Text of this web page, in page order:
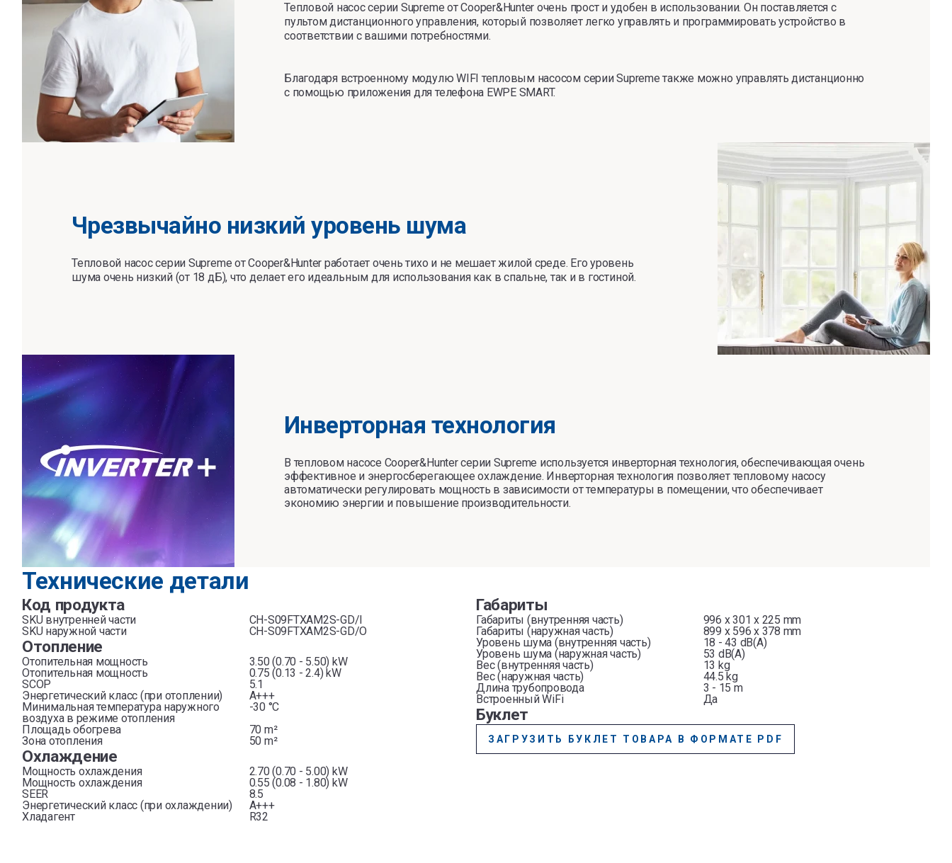
Тепловой насос серии Supreme от Cooper&Hunter очень прост и удобен в использовании. Он поставляется с
пультом дистанционного управления, который позволяет легко управлять и программировать устройство в
соответствии с вашими потребностями.
Благодаря встроенному модулю WIFI тепловым насосом серии Supreme также можно управлять дистанционно
с помощью приложения для телефона EWPE SMART.
Чрезвычайно низкий уровень шума
Тепловой насос серии Supreme от Cooper&Hunter работает очень тихо и не мешает жилой среде. Его уровень
шума очень низкий (от 18 дБ), что делает его идеальным для использования как в спальне, так и в гостиной.
Инверторная технология
В тепловом насосе Cooper&Hunter серии Supreme используется инверторная технология, обеспечивающая очень
эффективное и энергосберегающее охлаждение. Инверторная технология позволяет тепловому насосу
автоматически регулировать мощность в зависимости от температуры в помещении, что обеспечивает
экономию энергии и повышение производительности.
Технические детали
Код продукта
SKU внутренней части
CH-S09FTXAM2S-GD/I
SKU наружной части
CH-S09FTXAM2S-GD/O
Отопление
Отопительная мощность
3.50 (0.70 - 5.50) kW
Отопительная мощность
0.75 (0.13 - 2.4) kW
SCOP
5.1
Энергетический класс (при отоплении)
A+++
Минимальная температура наружного
воздуха в режиме отопления
-30 °C
Площадь обогрева
70 m²
Зона отопления
50 m²
Охлаждение
Мощность охлаждения
2.70 (0.70 - 5.00) kW
Мощность охлаждения
0.55 (0.08 - 1.80) kW
SEER
8.5
Энергетический класс (при охлаждении)
A+++
Хладагент
R32
Габариты
Габариты (внутренняя часть)
996 x 301 x 225 mm
Габариты (наружная часть)
899 x 596 x 378 mm
Уровень шума (внутренняя часть)
18 - 43 dB(A)
Уровень шума (наружная часть)
53 dB(A)
Вес (внутренняя часть)
13 kg
Вес (наружная часть)
44.5 kg
Длина трубопровода
3 - 15 m
Встроенный WiFi
Да
Буклет
ЗАГРУЗИТЬ БУКЛЕТ ТОВАРА В ФОРМАТЕ PDF